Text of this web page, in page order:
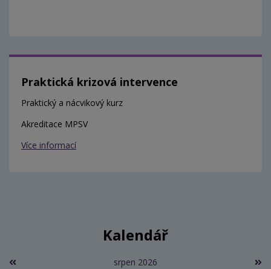
Praktická krizová intervence
Praktický a nácvikový kurz
Akreditace MPSV
Více informací
Kalendář
srpen 2026